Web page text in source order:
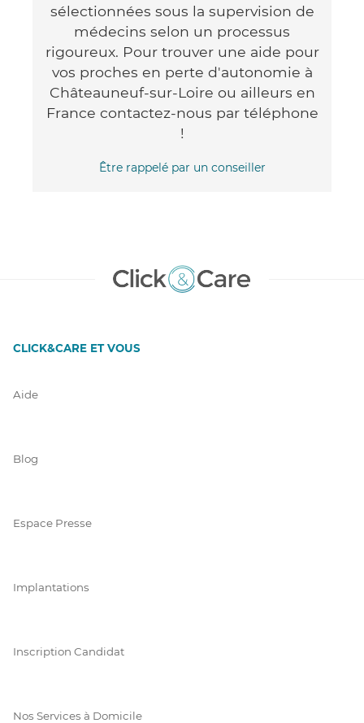
sélectionnées sous la supervision de
médecins selon un processus
rigoureux. Pour trouver une aide pour
vos proches en perte d'autonomie à
Châteauneuf-sur-Loire ou ailleurs en
France contactez-nous par téléphone
!
Être rappelé par un conseiller
CLICK&CARE ET VOUS
Aide
Blog
Espace Presse
Implantations
Inscription Candidat
Nos Services à Domicile